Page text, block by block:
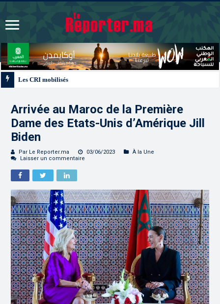
Arrivée au Maroc de la Première
Dame des Etats-Unis d’Amérique Jill
Biden
Par Le Reporter.ma 03/06/2023
À la Une
Laisser un commentaire